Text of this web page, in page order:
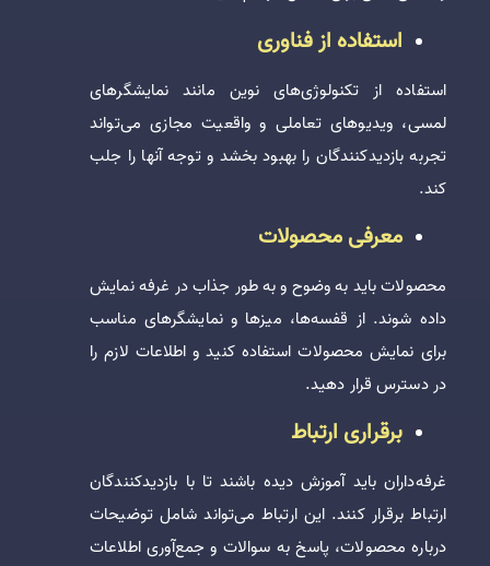
استفاده از فناوری
استفاده از تکنولوژی‌های نوین مانند نمایشگرهای
لمسی، ویدیوهای تعاملی و واقعیت مجازی می‌تواند
تجربه بازدیدکنندگان را بهبود بخشد و توجه آنها را جلب
کند.
معرفی محصولات
محصولات باید به وضوح و به طور جذاب در غرفه نمایش
داده شوند. از قفسه‌ها، میزها و نمایشگرهای مناسب
برای نمایش محصولات استفاده کنید و اطلاعات لازم را
در دسترس قرار دهید.
برقراری ارتباط
غرفه‌داران باید آموزش دیده باشند تا با بازدیدکنندگان
ارتباط برقرار کنند. این ارتباط می‌تواند شامل توضیحات
درباره محصولات، پاسخ به سوالات و جمع‌آوری اطلاعات